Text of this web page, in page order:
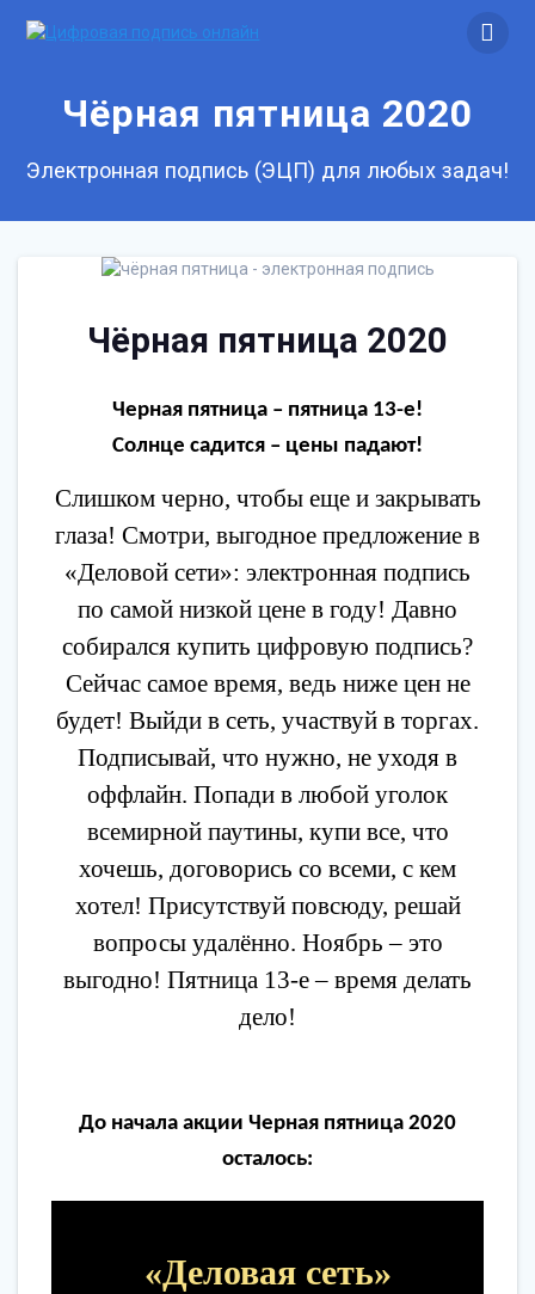
Чёрная пятница 2020
Электронная подпись (ЭЦП) для любых задач!
Чёрная пятница 2020
Черная пятница – пятница 13-е!
Солнце садится – цены падают!
Слишком черно, чтобы еще и закрывать
глаза! Смотри, выгодное предложение в
«Деловой сети»: электронная подпись
по самой низкой цене в году! Давно
собирался купить цифровую подпись?
Сейчас самое время, ведь ниже цен не
будет! Выйди в сеть, участвуй в торгах.
Подписывай, что нужно, не уходя в
оффлайн. Попади в любой уголок
всемирной паутины, купи все, что
хочешь, договорись со всеми, с кем
хотел! Присутствуй повсюду, решай
вопросы удалённо. Ноябрь – это
выгодно! Пятница 13-е – время делать
дело!
До начала акции Черная пятница 2020
осталось:
«Деловая сеть»